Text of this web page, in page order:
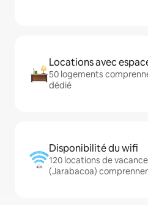
Locations avec
50 logements
dédié
Disponibilité du wifi
120 locations de
(Jarabacoa)